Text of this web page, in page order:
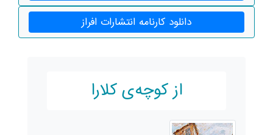
دانلود کارنامه انتشارات افراز
از کوچه‌ی کلارا